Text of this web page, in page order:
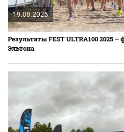
19.08.2025
Результаты FEST ULTRA100 2025 –
Эльтона